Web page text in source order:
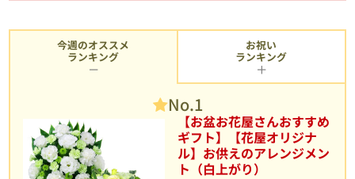
今週のオススメ
ランキング
No.1
【お盆お花屋さんおすすめ
ギフト】【花屋オリジナ
ル】お供えのアレンジメン
ト（白上がり）
お祝い
ランキング